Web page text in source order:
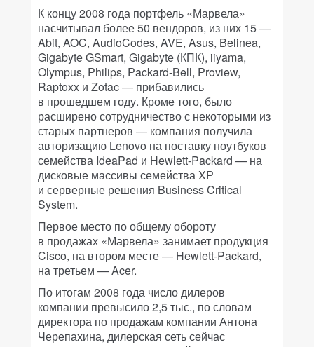
К концу 2008 года портфель «Марвела»
насчитывал более 50 вендоров, из них 15 —
Abit, AOC, AudioCodes, AVE, Asus, Belinea,
Gigabyte GSmart, Gigabyte (КПК), iiyama,
Olympus, Philips, Packard-Bell, Proview,
Raptoxx и Zotac — прибавились
в прошедшем году. Кроме того, было
расширено сотрудничество с некоторыми из
старых партнеров — компания получила
авторизацию Lenovo на поставку ноутбуков
семейства IdeaPad и Hewlett-Packard — на
дисковые массивы семейства XP
и серверные решения Business Critical
System.
Первое место по общему обороту
в продажах «Марвела» занимает продукция
Cisco, на втором месте — Hewlett-Packard,
на третьем — Acer.
По итогам 2008 года число дилеров
компании превысило 2,5 тыс., по словам
директора по продажам компании Антона
Черепахина, дилерская сеть сейчас